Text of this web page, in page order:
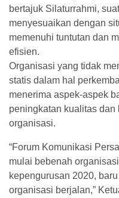
bertajuk Silaturrahmi,
menyesuaikan dengan
memenuhi tuntutan dan
efisien.
Organisasi yang tidak
statis dalam hal
menerima aspek-aspek
peningkatan kualitas dan
organisasi.
“Forum Komunikasi
mulai bebenah
kepengurusan 2020,
organisasi berjalan,”